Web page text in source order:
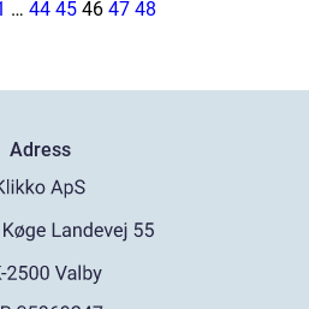
… 44 45 46 47 48
Adress